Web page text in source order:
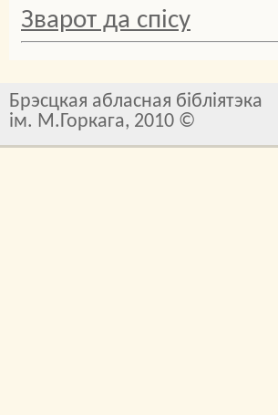
Зварот да спісу
Брэсцкая абласная бібліятэка
ім. М.Горкага, 2010 ©